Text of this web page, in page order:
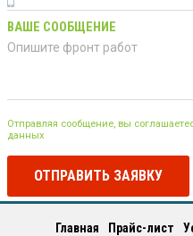
ВАШЕ СООБЩЕНИЕ
Отправляя сообщение, вы
данных
ОТПРАВИТЬ ЗАЯВКУ
Главная Прайс-лист